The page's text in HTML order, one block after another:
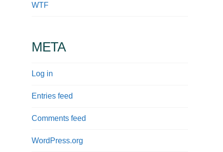
WTF
META
Log in
Entries feed
Comments feed
WordPress.org